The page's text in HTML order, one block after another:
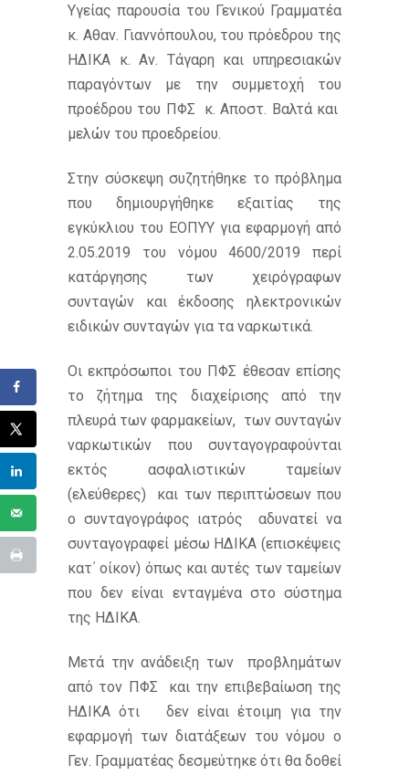
Υγείας παρουσία του Γενικού Γραμματέα
κ. Αθαν. Γιαννόπουλου, του πρόεδρου της
ΗΔΙΚΑ κ. Αν. Τάγαρη και υπηρεσιακών
παραγόντων με την συμμετοχή του
προέδρου του ΠΦΣ κ. Αποστ. Βαλτά και
μελών του προεδρείου.
Στην σύσκεψη συζητήθηκε το πρόβλημα
που δημιουργήθηκε εξαιτίας της
εγκύκλιου του ΕΟΠΥΥ για εφαρμογή από
2.05.2019 του νόμου 4600/2019 περί
κατάργησης των χειρόγραφων
συνταγών και έκδοσης ηλεκτρονικών
ειδικών συνταγών για τα ναρκωτικά.
Οι εκπρόσωποι του ΠΦΣ έθεσαν επίσης
το ζήτημα της διαχείρισης από την
πλευρά των φαρμακείων, των συνταγών
ναρκωτικών που συνταγογραφούνται
εκτός ασφαλιστικών ταμείων
(ελεύθερες) και των περιπτώσεων που
ο συνταγογράφος ιατρός αδυνατεί να
συνταγογραφεί μέσω ΗΔΙΚΑ (επισκέψεις
κατ΄ οίκον) όπως και αυτές των ταμείων
που δεν είναι ενταγμένα στο σύστημα
της ΗΔΙΚΑ.
Μετά την ανάδειξη των προβλημάτων
από τον ΠΦΣ και την επιβεβαίωση της
ΗΔΙΚΑ ότι δεν είναι έτοιμη για την
εφαρμογή των διατάξεων του νόμου ο
Γεν. Γραμματέας δεσμεύτηκε ότι θα δοθεί